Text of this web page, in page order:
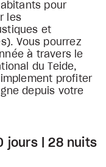
pour
les
et
Vous pourrez
à travers le
du Teide,
profiter
depuis votre
jours | 28 nuits